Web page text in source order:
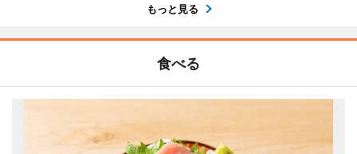
もっと見る
食べる